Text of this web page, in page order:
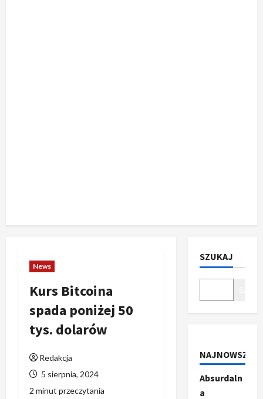
News
Kurs Bitcoina
spada poniżej 50
tys. dolarów
Redakcja
5 sierpnia, 2024
2 minut przeczytania
SZUKAJ
NAJNOWSZE
Absurdaln
a